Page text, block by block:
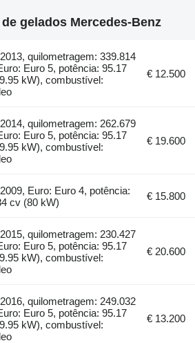
gelados Mercedes-Benz
quilometragem: 339.814
Euro 5, potência: 95.17
kW), combustível:
€ 12.500
quilometragem: 262.679
Euro 5, potência: 95.17
kW), combustível:
€ 19.600
Euro: Euro 4, potência:
cv (80 kW)
€ 15.800
quilometragem: 230.427
Euro 5, potência: 95.17
kW), combustível:
€ 20.600
quilometragem: 249.032
Euro 5, potência: 95.17
kW), combustível:
€ 13.200